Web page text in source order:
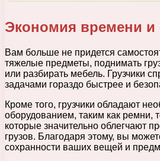
Экономия времени и
Вам больше не придется
тяжелые предметы, поднимать
или разбирать мебель. Грузчики
задачами гораздо быстрее и
Кроме того, грузчики обладают
оборудованием, таким как ремни,
которые значительно облегчают
грузов. Благодаря этому, вы
сохранности ваших вещей и